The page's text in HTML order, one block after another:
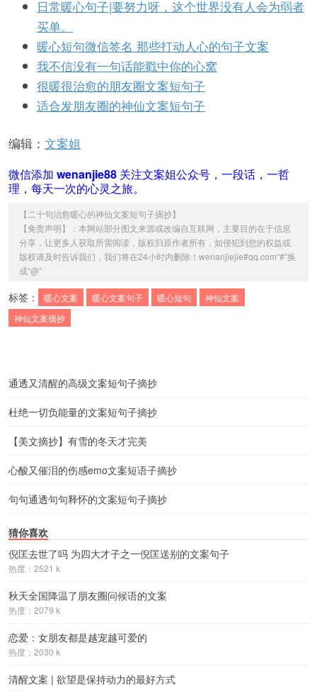
日常暖心句子|要努力呀，这个世界没有人会为弱者
买单。
暖心短句微信签名 那些打动人心的句子文案
我不信没有一句话能戳中你的心窝
很暖很治愈的朋友圈文案短句子
适合发朋友圈的神仙文案短句子
编辑： 文案姐
微信添加 wenanjie88 关注文案姐公众号，一段话，一哲
理，每天一次的心灵之旅。
【 二十句治愈暖心的神仙文案短句子摘抄】
【免责声明】：本网站部分图文来源或改编自互联网，主要目的在于信息
分享，让更多人获取所需阅读，版权归原作者所有，如侵犯到您的权益或
版权请及时告诉我们，我们将在24小时内删除！wenanjiejie#qq.com“#”换
成“@”
标签： 暖心文案 暖心文案句子 暖心短句
神仙文案
神仙文案摘抄
通透又清醒的高级文案短句子摘抄
杜绝一切负能量的文案短句子摘抄
【美文摘抄】有雪的冬天才完美
心酸又催泪的伤感emo文案短语子摘抄
句句通透句句释怀的文案短句子摘抄
猜你喜欢
倪匡去世了吗 为四大才子之一倪匡送别的文案句子
热度：2521 k
秋天全国降温了朋友圈问候语的文案
热度：2079 k
恋爱：女朋友都是越宠越可爱的
热度：2030 k
清醒文案 | 欲望是保持动力的最好方式